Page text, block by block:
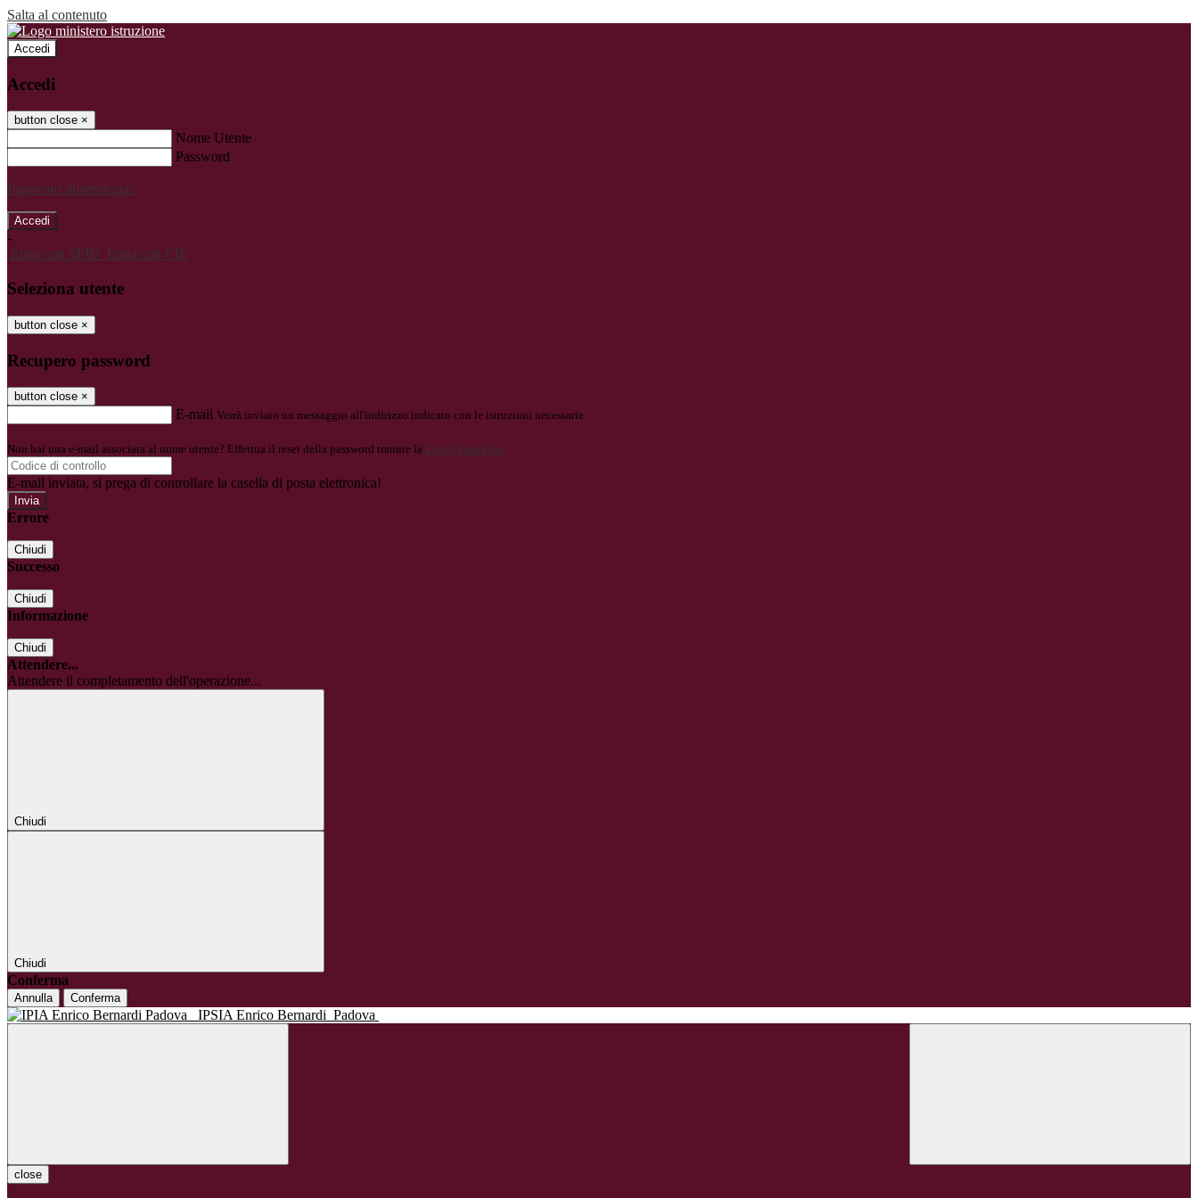
Salta al contenuto
Accedi
Accedi
button close ×
Nome Utente
Password
Password dimenticata?
-
Entra con SPID Entra con CIE
Seleziona utente
button close ×
Recupero password
button close ×
E-mail Verrà inviato un messaggio all'indirizzo indicato con le istruzioni necessarie.
Non hai una e-mail associata al nome utente? Effettua il reset della password tramite la Login Spaggiari
E-mail inviata, si prega di controllare la casella di posta elettronica!
Errore
Chiudi
Successo
Chiudi
Informazione
Chiudi
Attendere...
Attendere il completamento dell'operazione...
Chiudi
Chiudi
Conferma
Annulla Conferma
IPSIA Enrico Bernardi Padova
close